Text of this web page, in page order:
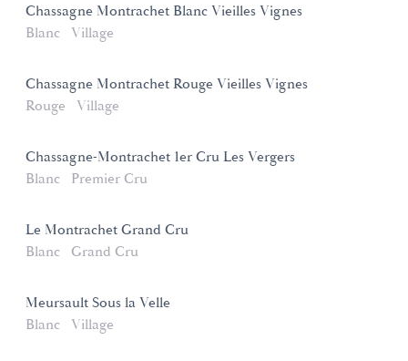
Chassagne Montrachet Blanc Vieilles Vignes
Blanc
Village
Chassagne Montrachet Rouge Vieilles Vignes
Rouge
Village
Chassagne-Montrachet 1er Cru Les Vergers
Blanc
Premier Cru
Le Montrachet Grand Cru
Blanc
Grand Cru
Meursault Sous la Velle
Blanc
Village